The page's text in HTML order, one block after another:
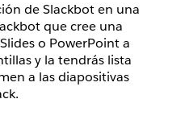
de Slackbot en una
que cree una
o PowerPoint a
y la tendrás lista
a las diapositivas